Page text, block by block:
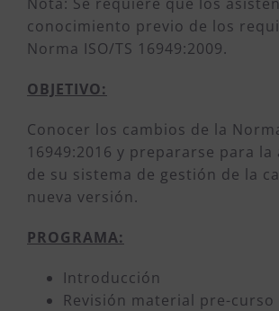
conocimiento previo de los
Norma ISO/TS 16949:2009.
OBJETIVO:
Conocer los cambios de la
16949:2016 y prepararse para la
de su sistema de gestión de la
nueva versión.
PROGRAMA:
Introducción
Revisión material pre-curso